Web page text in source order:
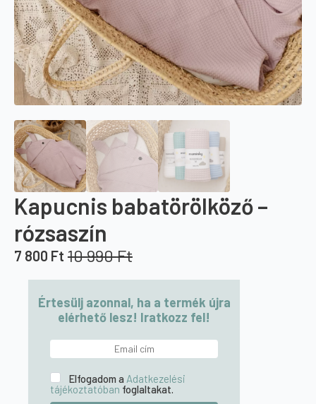
Kapucnis babatörölköző –
rózsaszín
10 990Ft
Original
price
was:
7 800 Ft
Current
price
Értesülj azonnal, ha a termék újra
elérhető lesz! Iratkozz fel!
Elfogadom a Adatkezelési
tájékoztatóban foglaltakat.